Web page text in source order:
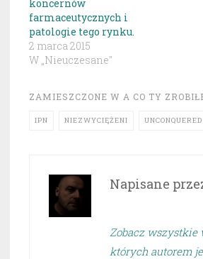
koncernów
farmaceutycznych i
patologie tego rynku.
2 marca 2015
W „Nieuczesane"
ZAMIESZCZONE W A CO TY
IPN NIEZWYCIĘŻENI UNCONQUERED
Napisane
Zobacz wszystkie
których autorem